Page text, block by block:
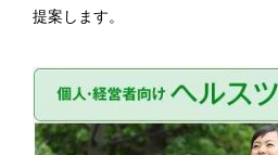
提案します。